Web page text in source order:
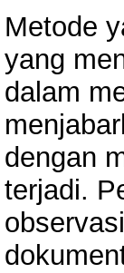
Metode
yang
dalam
dengan
terjadi.